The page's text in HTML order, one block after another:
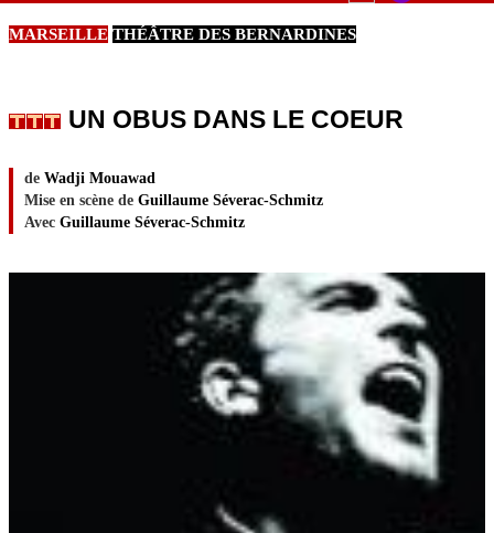
LES ANNONCES
MARSEILLE THÉÂTRE DES BERNARDINES
UN OBUS DANS LE COEUR
de Wadji Mouawad
Mise en scène de Guillaume Séverac-Schmitz
Avec Guillaume Séverac-Schmitz